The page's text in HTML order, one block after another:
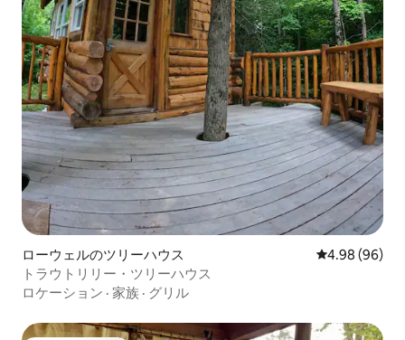
ローウェルのツリーハウス レビュー96件
4.98 (96)
トラウトリリー・ツリーハウス
ロケーション · 家族 · グリル